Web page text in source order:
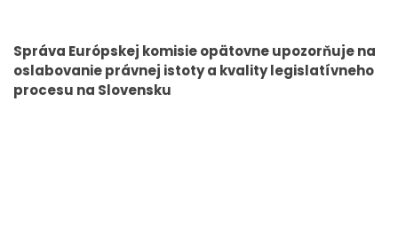
Správa Európskej komisie opätovne upozorňuje na
oslabovanie právnej istoty a kvality legislatívneho
procesu na Slovensku